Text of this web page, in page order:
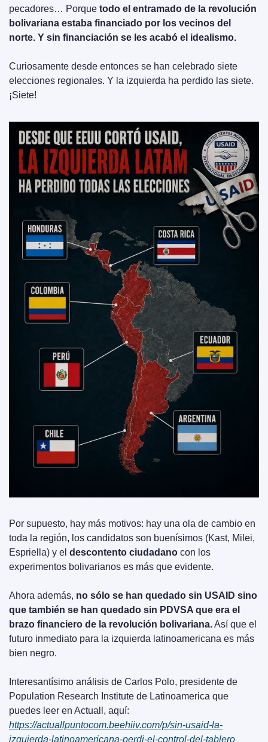
pecadores… Porque todo el entramado de la revolución
bolivariana estaba financiado por los vecinos del
norte. Y sin financiación se les acabó el idealismo.
Curiosamente desde entonces se han celebrado siete
elecciones regionales. Y la izquierda ha perdido las siete.
¡Siete!
Por supuesto, hay más motivos: hay una ola de cambio en
toda la región, los candidatos son buenísimos (Kast, Milei,
Espriella) y el descontento ciudadano con los
experimentos bolivarianos es más que evidente.
Ahora además, no sólo se han quedado sin USAID sino
que también se han quedado sin PDVSA que era el
brazo financiero de la revolución bolivariana. Así que el
futuro inmediato para la izquierda latinoamericana es más
bien negro.
Interesantísimo análisis de Carlos Polo, presidente de
Population Research Institute de Latinoamerica que
https://actuallpuntocom.beehiiv.com/p/sin-usaid-la-
izquierda-latinoamericana-perdi-el-control-del-tablero